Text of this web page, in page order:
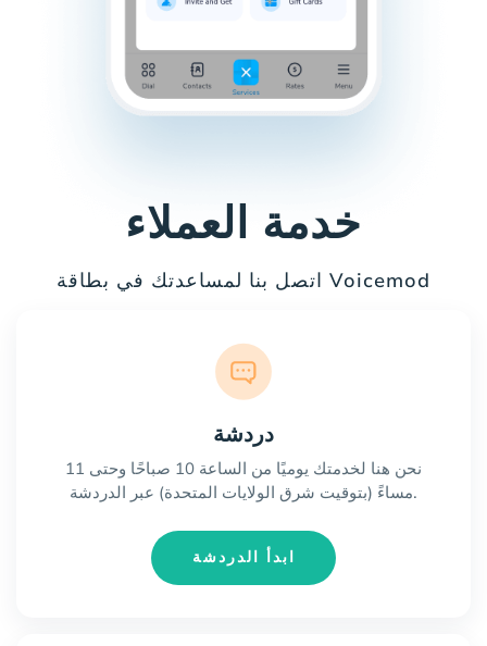
خدمة العملاء
اتصل بنا لمساعدتك في بطاقة Voicemod
دردشة
نحن هنا لخدمتك يوميًا من الساعة 10 صباحًا وحتى 11
مساءً (بتوقيت شرق الولايات المتحدة) عبر الدردشة.
ابدأ الدردشة